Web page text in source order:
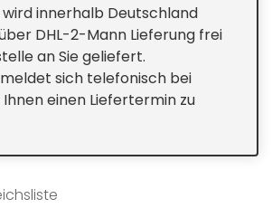
innerhalb Deutschland
DHL-2-Mann Lieferung frei
an Sie geliefert.
sich telefonisch bei
einen Liefertermin zu